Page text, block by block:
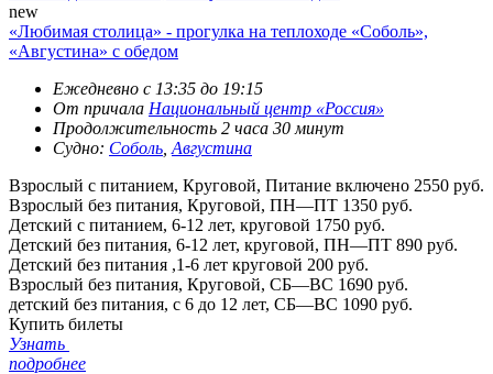
new
«Любимая столица» - прогулка на теплоходе «Соболь»,
«Августина» с обедом
Ежедневно с 13:35 до 19:15
От причала Национальный центр «Россия»
Продолжительность 2 часа 30 минут
Судно: Соболь Августина
Взрослый с питанием, Круговой, Питание включено 2550 руб.
Взрослый без питания, Круговой, ПН—ПТ 1350 руб.
Детский с питанием, 6-12 лет, круговой 1750 руб.
Детский без питания, 6-12 лет, круговой, ПН—ПТ 890 руб.
Детский без питания ,1-6 лет круговой 200 руб.
Взрослый без питания, Круговой, СБ—ВС 1690 руб.
детский без питания, с 6 до 12 лет, СБ—ВС 1090 руб.
Купить билеты
Узнать
подробнее